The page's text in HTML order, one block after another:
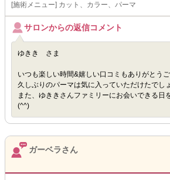
[施術メニュー] カット、カラー、パーマ
サロンからの返信コメント
ゆきき さま
いつも楽しい時間&嬉しい口コミもありがとう
久しぶりのパーマは気に入っていただけたでし
また、ゆききさんファミリーにお会いできる日
(^^)
ガーベラさん